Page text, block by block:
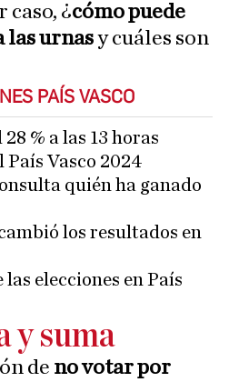
¿cómo puede
las urnasy cuáles son
PAÍS VASCO
% a las 13 horas
País Vasco 2024
quién ha ganado
los resultados en
elecciones en País
y suma
de no votar por